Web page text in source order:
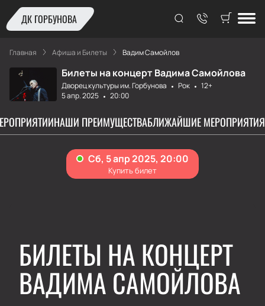
ДК ГОРБУНОВА
Главная Афиша и Билеты Вадим Самойлов
Билеты на концерт Вадима Самойлова
Дворец культуры им. Горбунова Рок
12+
5 апр. 2025
20:00
НАШИ ПРЕИМУЩЕСТВАБЛИЖАЙШИЕ МЕРОПРИЯТИЯ
БИЛЕТЫ НА КОНЦЕРТ
ВАДИМА САМОЙЛОВА